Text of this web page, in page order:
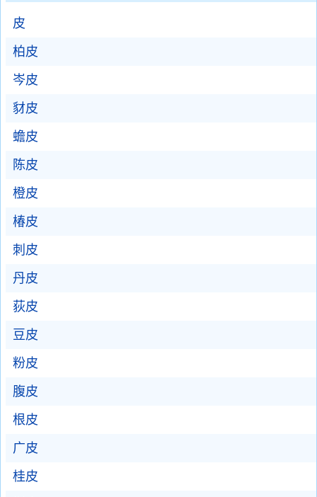
皮
柏皮
岑皮
豺皮
蟾皮
陈皮
橙皮
椿皮
刺皮
丹皮
荻皮
豆皮
粉皮
腹皮
根皮
广皮
桂皮